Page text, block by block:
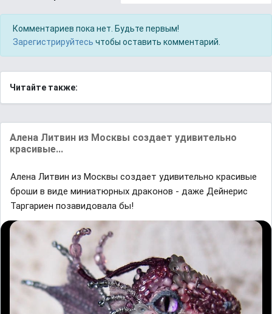
Комментариев пока нет. Будьте первым!
Зарегистрируйтесь чтобы оставить комментарий.
Читайте также:
Алена Литвин из Москвы создает удивительно
красивые...
Алена Литвин из Москвы создает удивительно красивые
броши в виде миниатюрных драконов - даже Дейнерис
Таргариен позавидовала бы!